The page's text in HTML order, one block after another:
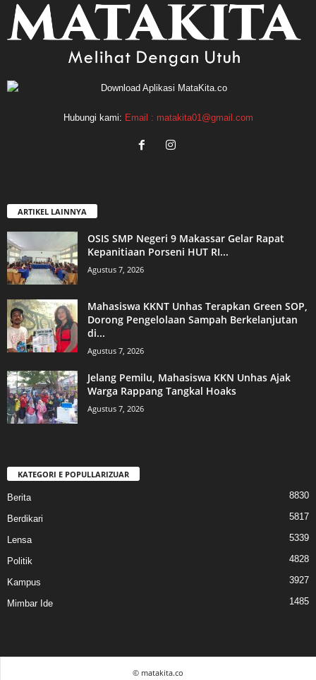
Hubungi kami: Email : matakita01@gmail.com
ARTIKEL LAINNYA
OSIS SMP Negeri 9 Makassar Gelar Rapat
Kepanitiaan Porseni HUT RI...
Agustus 7, 2026
Mahasiswa KKNT Unhas Terapkan Green SOP,
Dorong Pengelolaan Sampah Berkelanjutan
di...
Agustus 7, 2026
Jelang Pemilu, Mahasiswa KKN Unhas Ajak
Warga Rappang Tangkal Hoaks
Agustus 7, 2026
KATEGORI E POPULLARIZUAR
Berita 8830
Berdikari 5817
Lensa 5339
Politik 4828
Kampus 3927
Mimbar Ide 1485
© matakita.co